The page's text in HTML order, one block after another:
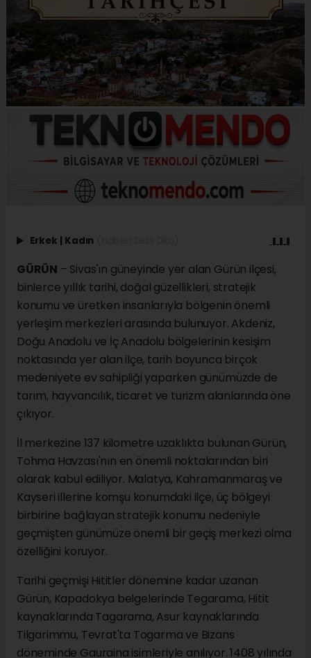
Erkek Kadın
GÜRÜN – Sivas'ın güneyinde yer alan Gürün ilçesi,
binlerce yıllık tarihi, doğal güzellikleri, stratejik
konumu ve üretken insanlarıyla bölgenin önemli
yerleşim merkezleri arasında bulunuyor. Akdeniz,
Doğu Anadolu ve İç Anadolu bölgelerinin kesişim
noktasında yer alan ilçe, tarih boyunca birçok
medeniyete ev sahipliği yaparken günümüzde de
tarım, hayvancılık, ticaret ve turizm alanlarında öne
çıkıyor.
İl merkezine 137 kilometre uzaklıkta bulunan Gürün,
Tohma Havzası'nın en önemli noktalarından biri
olarak kabul ediliyor. Malatya, Kahramanmaraş ve
Kayseri illerine komşu konumdaki ilçe, üç bölgeyi
birbirine bağlayan stratejik konumu nedeniyle
geçmişten günümüze önemli bir geçiş merkezi olma
özelliğini koruyor.
Tarihi geçmişi Hititler dönemine kadar uzanan
Gürün, Kapadokya belgelerinde Tegarama, Hitit
kaynaklarında Tagarama, Asur kaynaklarında
Tilgarimmu, Tevrat'ta Togarma ve Bizans
döneminde Gauraina isimleriyle anılıyor. 1408 yılında